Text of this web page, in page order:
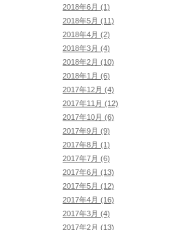
2018年6月 (1)
2018年5月 (11)
2018年4月 (2)
2018年3月 (4)
2018年2月 (10)
2018年1月 (6)
2017年12月 (4)
2017年11月 (12)
2017年10月 (6)
2017年9月 (9)
2017年8月 (1)
2017年7月 (6)
2017年6月 (13)
2017年5月 (12)
2017年4月 (16)
2017年3月 (4)
2017年2月 (13)